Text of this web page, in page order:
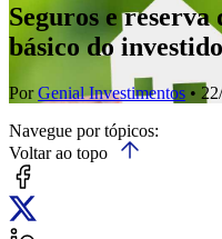
Seguros e
básico do
PorGenial Investimentos •
Navegue por tópicos:
Voltar ao topo